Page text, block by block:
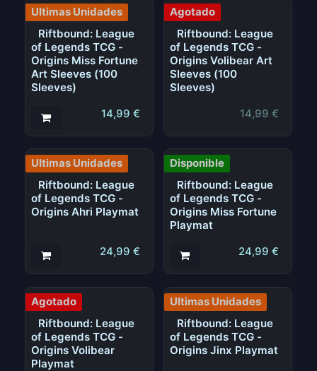
Ultimas Unidades
Riftbound: League
of Legends TCG -
Origins Miss Fortune
Art Sleeves (100
Sleeves)
14,99 €
Agotado
Riftbound: League
of Legends TCG -
Origins Volibear Art
Sleeves (100
Sleeves)
14,99 €
Ultimas Unidades
Riftbound: League
of Legends TCG -
Origins Ahri Playmat
24,99 €
Disponible
Riftbound: League
of Legends TCG -
Origins Miss Fortune
Playmat
24,99 €
Agotado
Riftbound: League
of Legends TCG -
Origins Volibear
Playmat
Ultimas Unidades
Riftbound: League
of Legends TCG -
Origins Jinx Playmat